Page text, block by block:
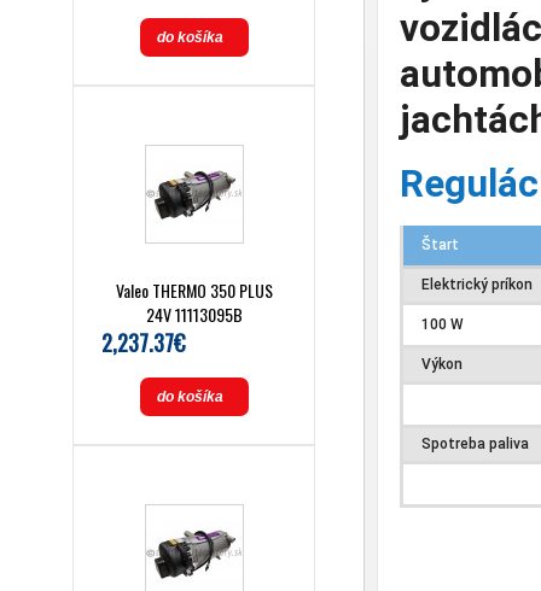
do košíka
Valeo THERMO 350 PLUS
24V 11113095B
2,237.37€
do košíka
Štart
Elektrický príkon
100 W
Výkon
Spotreba paliva